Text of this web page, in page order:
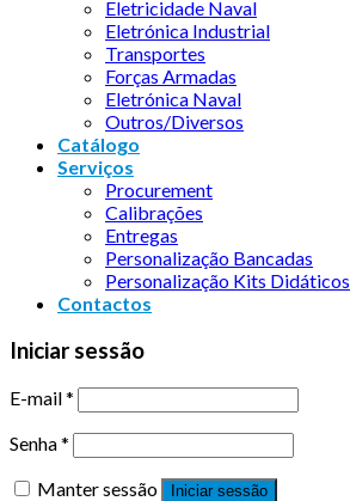
Eletricidade Naval
Eletrónica Industrial
Transportes
Forças Armadas
Eletrónica Naval
Outros/Diversos
Catálogo
Serviços
Procurement
Calibrações
Entregas
Personalização Bancadas
Personalização Kits Didáticos
Contactos
Iniciar sessão
E-mail*
Senha*
Manter sessão
Iniciar sessão